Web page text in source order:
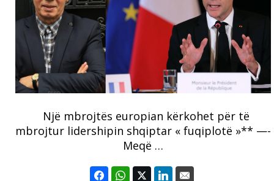
Një mbrojtës europian kërkohet për të
mbrojtur lidershipin shqiptar « fuqiplotë »** —-
Meqë …